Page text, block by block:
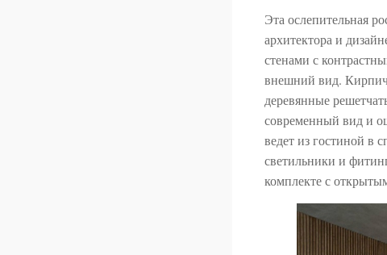
Эта ослепительная
архитектора и
стенами с
внешний вид.
деревянные
современный вид и
ведет из гостиной в
светильники и
комплекте с